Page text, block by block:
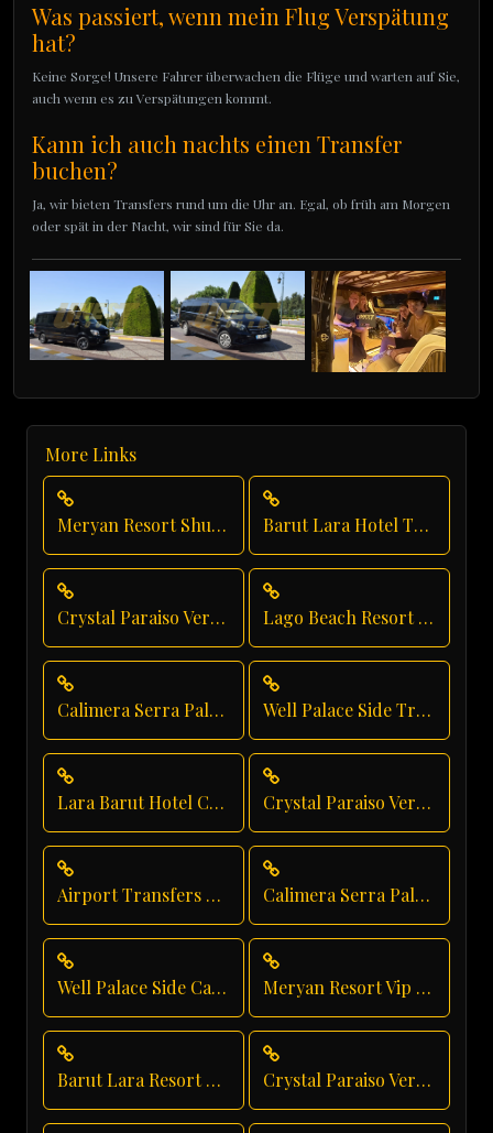
Was passiert, wenn mein Flug Verspätung
hat?
Keine Sorge! Unsere Fahrer überwachen die Flüge und warten auf Sie,
auch wenn es zu Verspätungen kommt.
Kann ich auch nachts einen Transfer
buchen?
Ja, wir bieten Transfers rund um die Uhr an. Egal, ob früh am Morgen
oder spät in der Nacht, wir sind für Sie da.
More Links
Meryan Resort Shuttle Service Barut Lara Hotel Transfer
Crystal Paraiso Verde Private Transfer Lago Beach Resort Transfer
Calimera Serra Palace Transfer Well Palace Side Transfer
Lara Barut Hotel Chauffeur Crystal Paraiso Verde Group Transfer
Airport Transfers From Antalya Airport Calimera Serra Palace Group Transfer
Well Palace Side Car Rental Meryan Resort Vip Transfer
Barut Lara Resort Transfer Crystal Paraiso Verde Airport Transfer